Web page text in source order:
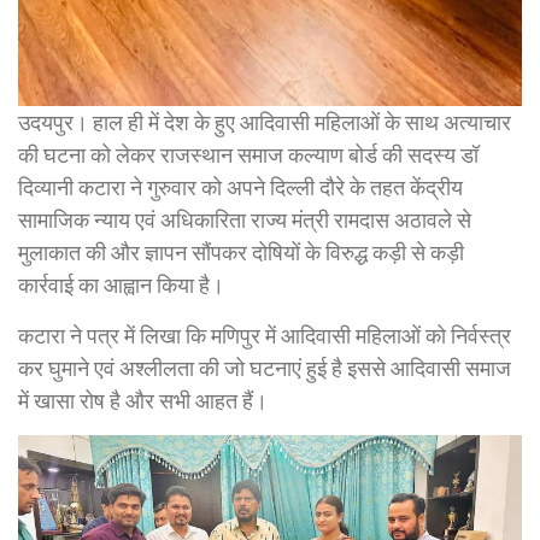
उदयपुर। हाल ही में देश के हुए आदिवासी महिलाओं के साथ अत्याचार
की घटना को लेकर राजस्थान समाज कल्याण बोर्ड की सदस्य डॉ
दिव्यानी कटारा ने गुरुवार को अपने दिल्ली दौरे के तहत केंद्रीय
सामाजिक न्याय एवं अधिकारिता राज्य मंत्री रामदास अठावले से
मुलाकात की और ज्ञापन सौंपकर दोषियों के विरुद्ध कड़ी से कड़ी
कार्रवाई का आह्वान किया है।
कटारा ने पत्र में लिखा कि मणिपुर में आदिवासी महिलाओं को निर्वस्त्र
कर घुमाने एवं अश्लीलता की जो घटनाएं हुई है इससे आदिवासी समाज
में खासा रोष है और सभी आहत हैं।